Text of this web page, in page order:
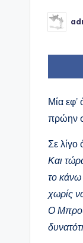
Μία εφ’
πρώην
Σε
Και
το κάνω
χωρίς
Ο